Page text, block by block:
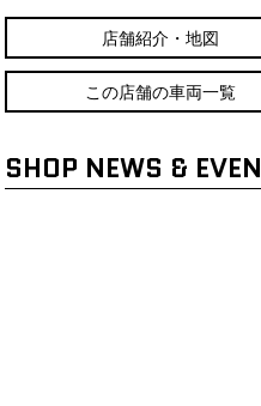
店舗紹介・地図
この店舗の車両一覧
SHOP NEWS &